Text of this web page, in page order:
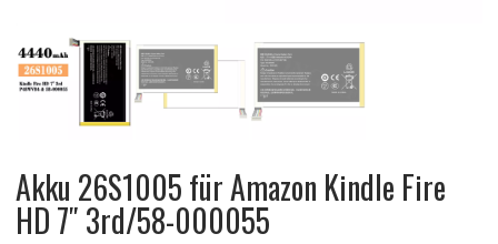
Akku 26S1005 für Amazon Kindle Fire
HD 7″ 3rd/58-000055